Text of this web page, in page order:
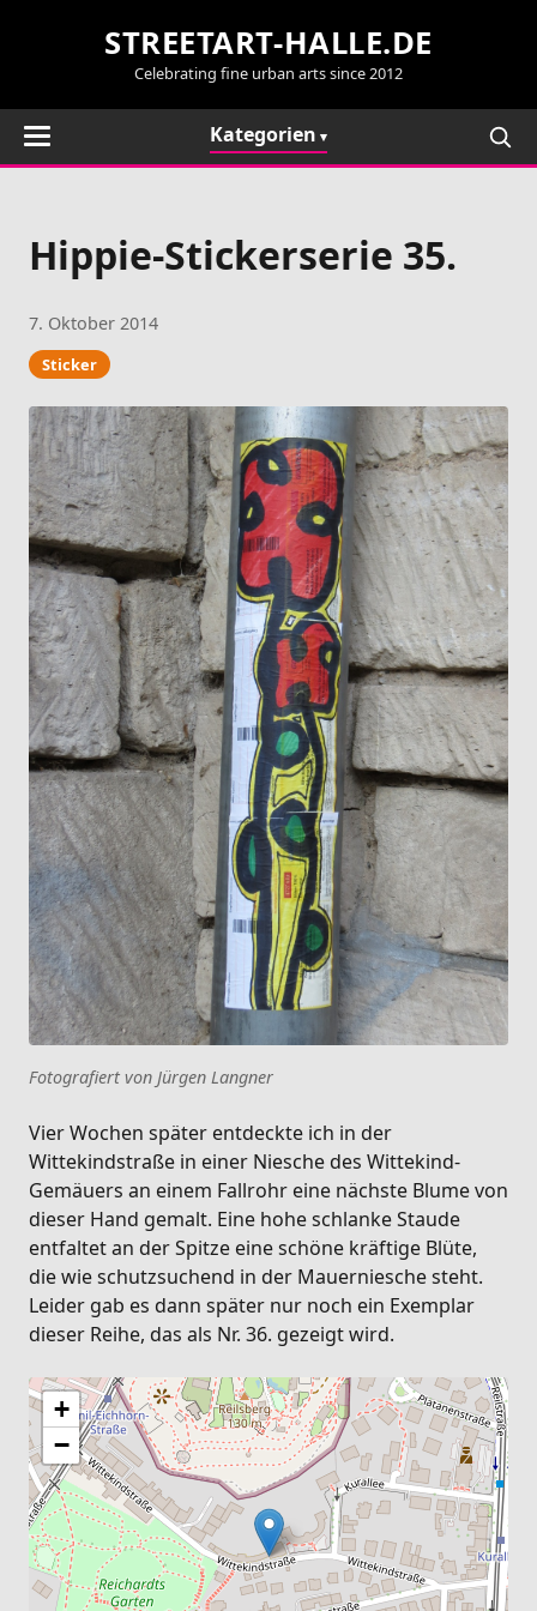
STREETART-HALLE.DE
Celebrating fine urban arts since 2012
Kategorien
Hippie-Stickerserie 35.
7. Oktober 2014
Sticker
Fotografiert von Jürgen Langner
Vier Wochen später entdeckte ich in der
Wittekindstraße in einer Niesche des Wittekind-
Gemäuers an einem Fallrohr eine nächste Blume von
dieser Hand gemalt. Eine hohe schlanke Staude
entfaltet an der Spitze eine schöne kräftige Blüte,
die wie schutzsuchend in der Mauerniesche steht.
Leider gab es dann später nur noch ein Exemplar
dieser Reihe, das als Nr. 36. gezeigt wird.
+
−